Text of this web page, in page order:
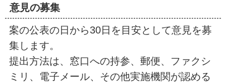
意見の募集
案の公表の日から30日を目安として意見を募
集します。
提出方法は、窓口への持参、郵便、ファクシ
ミリ、電子メール、その他実施機関が認める